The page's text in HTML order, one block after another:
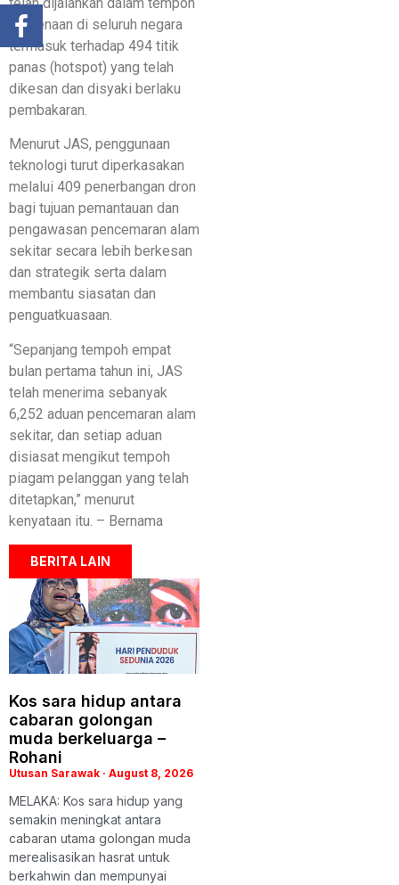
berkenaan di seluruh negara
termasuk terhadap 494 titik
panas (hotspot) yang telah
dikesan dan disyaki berlaku
pembakaran.
Menurut JAS, penggunaan
teknologi turut diperkasakan
melalui 409 penerbangan dron
bagi tujuan pemantauan dan
pengawasan pencemaran alam
sekitar secara lebih berkesan
dan strategik serta dalam
membantu siasatan dan
penguatkuasaan.
“Sepanjang tempoh empat
bulan pertama tahun ini, JAS
telah menerima sebanyak
6,252 aduan pencemaran alam
sekitar, dan setiap aduan
disiasat mengikut tempoh
piagam pelanggan yang telah
ditetapkan,” menurut
kenyataan itu. – Bernama
BERITA LAIN
Kos sara hidup antara
cabaran golongan
muda berkeluarga –
Rohani
Utusan Sarawak August 8, 2026
MELAKA: Kos sara hidup yang
semakin meningkat antara
cabaran utama golongan muda
merealisasikan hasrat untuk
berkahwin dan mempunyai